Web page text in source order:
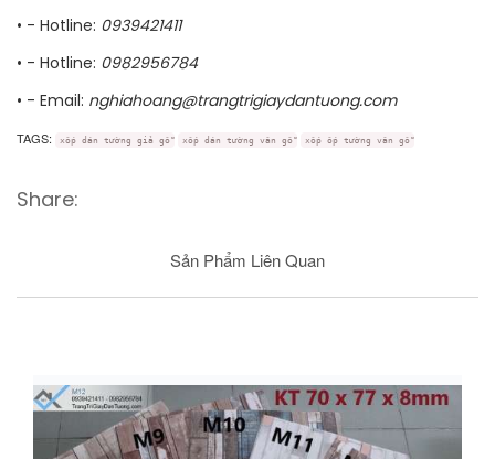
• - Hotline: 0939421411
• - Hotline: 0982956784
• - Email: nghiahoang@trangtrigiaydantuong.com
TAGS: xốp dán tường giả gỗ xốp dán tường vân gỗ xốp ốp tường vân gỗ
Share:
Sản Phẩm Liên Quan